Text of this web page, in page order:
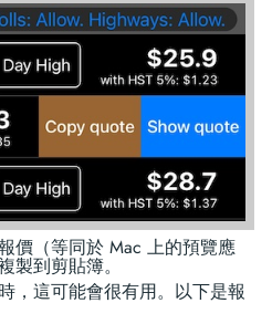
價（等同於 Mac 上的預覽應
製到剪貼簿。
，這可能會很有用。以下是報